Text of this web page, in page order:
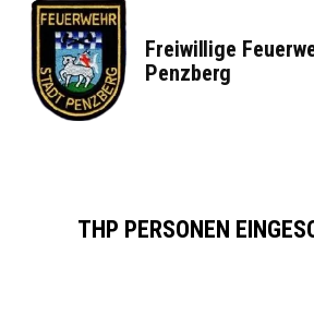
springen
Freiwillige
Penzberg
THP PERSONEN